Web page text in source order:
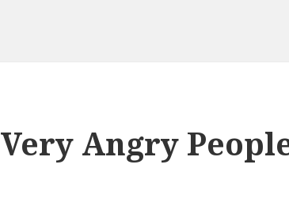
Very Angry